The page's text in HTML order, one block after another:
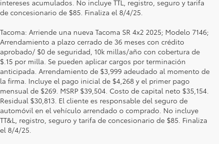
intereses acumulados. No incluye TTL, registro, seguro y tarifa
de concesionario de $85. Finaliza el 8/4/25.
Tacoma: Arriende una nueva Tacoma SR 4x2 2025; Modelo 7146;
Arrendamiento a plazo cerrado de 36 meses con crédito
aprobado/ $0 de seguridad, 10k millas/año con cobertura de
$.15 por milla. Se pueden aplicar cargos por terminación
anticipada. Arrendamiento de $3,999 adeudado al momento de
la firma. Incluye el pago inicial de $4,268 y el primer pago
mensual de $269. MSRP $39,504. Costo de capital neto $35,154.
Residual $30,813. El cliente es responsable del seguro de
automóvil en el vehículo arrendado o comprado. No incluye
TT&L, registro, seguro y tarifa de concesionario de $85. Finaliza
el 8/4/25.